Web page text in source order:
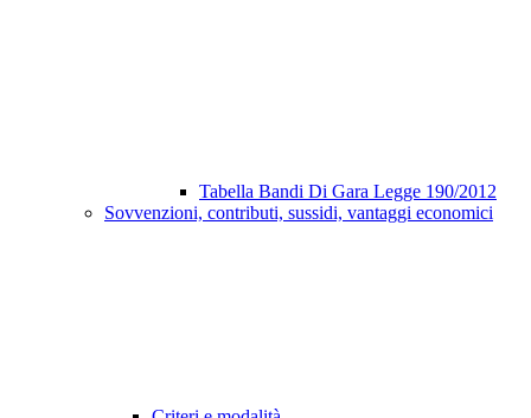
Tabella Bandi Di Gara Legge 190/2012
Sovvenzioni, contributi, sussidi, vantaggi economici